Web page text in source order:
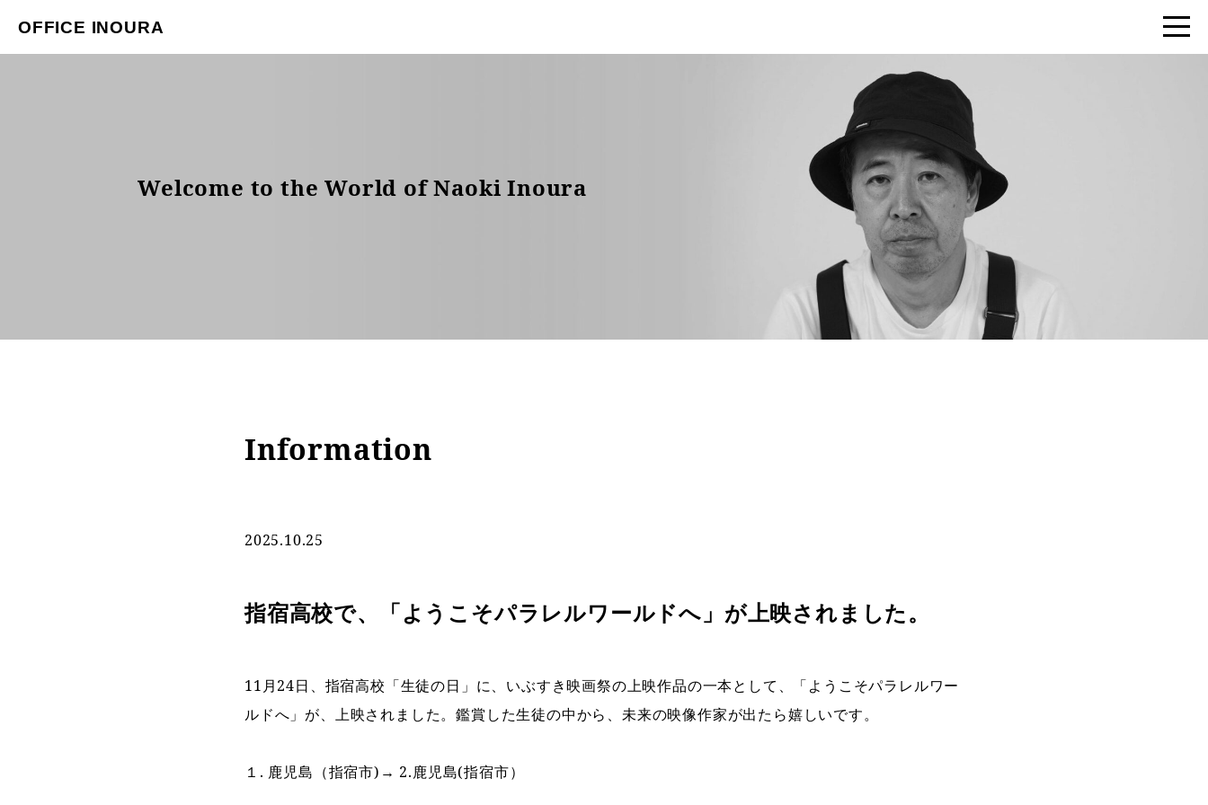
OFFICE INOURA
Welcome to the World of Naoki Inoura
Information
2025.10.25
指宿高校で、「ようこそパラレルワールドへ」が上映されました。
11月24日、指宿高校「生徒の日」に、いぶすき映画祭の上映作品の一本として、「ようこそパラレルワー
ルドへ」が、上映されました。鑑賞した生徒の中から、未来の映像作家が出たら嬉しいです。
１. 鹿児島（指宿市)→ 2.鹿児島(指宿市）